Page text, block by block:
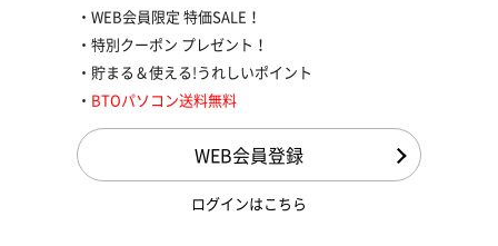
WEB会員限定 特価SALE！
特別クーポン プレゼント！
貯まる＆使える!うれしいポイント
BTOパソコン送料無料
WEB会員登録
ログインはこちら